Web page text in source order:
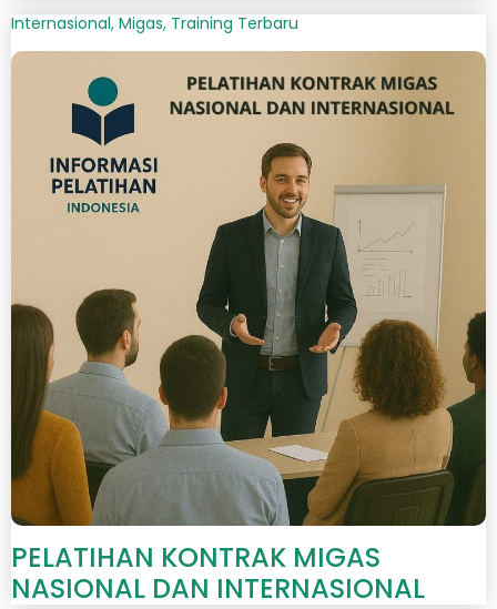
Internasional, Migas, Training Terbaru
PELATIHAN KONTRAK MIGAS
NASIONAL DAN INTERNASIONAL